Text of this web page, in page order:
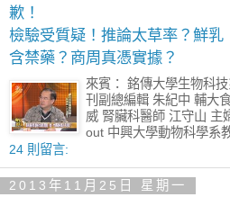
歉！
檢驗受質疑！推論太草率？鮮乳
含禁藥？商周真憑實據？
來賓： 銘傳大學生物科
刊副總編輯 朱紀中 輔大
威 腎臟科醫師 江守山 主
out 中興大學動物科學系
24 則留言:
2013年11月25日 星期一